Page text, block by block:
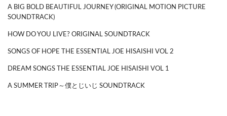
A BIG BOLD BEAUTIFUL JOURNEY (ORIGINAL MOTION PICTURE
SOUNDTRACK)
HOW DO YOU LIVE? ORIGINAL SOUNDTRACK
SONGS OF HOPE THE ESSENTIAL JOE HISAISHI VOL 2
DREAM SONGS THE ESSENTIAL JOE HISAISHI VOL 1
A SUMMER TRIP～僕とじいじ SOUNDTRACK